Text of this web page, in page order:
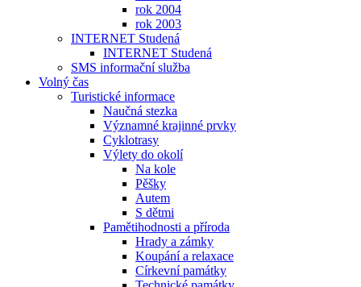
rok 2004
rok 2003
INTERNET Studená
INTERNET Studená
SMS informační služba
Volný čas
Turistické informace
Naučná stezka
Významné krajinné prvky
Cyklotrasy
Výlety do okolí
Na kole
Pěšky
Autem
S dětmi
Pamětihodnosti a příroda
Hrady a zámky
Koupání a relaxace
Církevní památky